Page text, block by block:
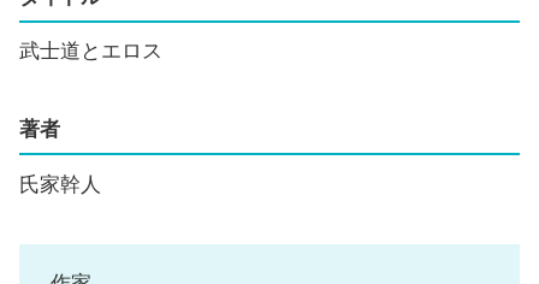
武士道とエロス
著者
氏家幹人